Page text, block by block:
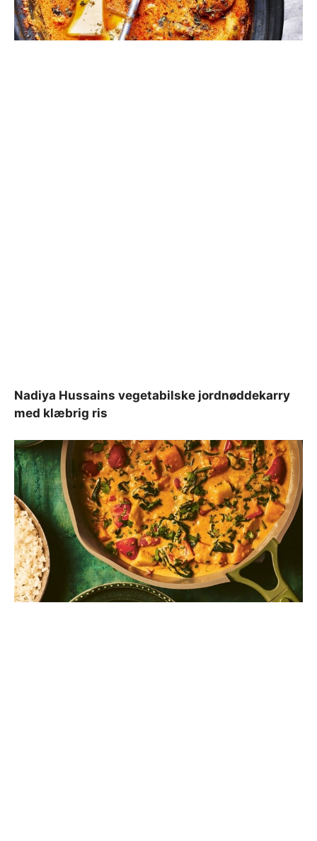
Nadiya Hussains vegetabilske jordnøddekarry
med klæbrig ris